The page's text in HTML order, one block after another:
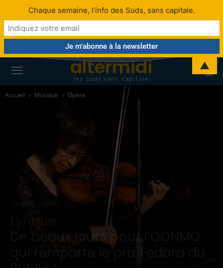
altermidi
les suds sans capitale
Accueil Musique Opéra
Musique
Lyrique:
De beaux jours pour l’OONMO
qui remporte le prix Fedora du
Chaque semaine, l’info des Suds, sans capitale.
▲